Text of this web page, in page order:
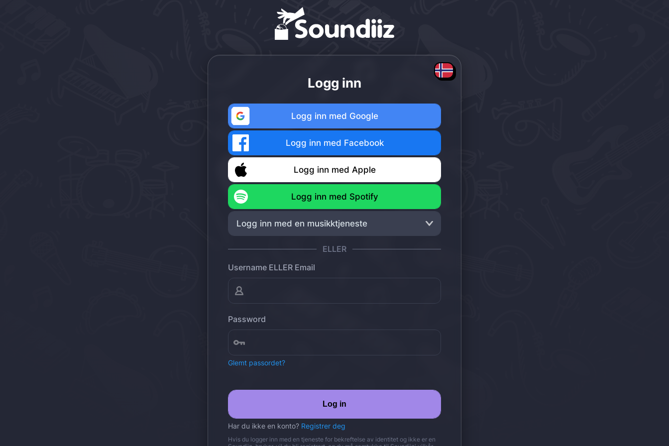
Logg inn
Logg inn med Google
Logg inn med Facebook
Logg inn med Apple
Logg inn med Spotify
Logg inn med en musikktjeneste
ELLER
Username ELLER Email
Password
Glemt passordet?
Log in
Har du ikke en konto? Registrer deg
Hvis du logger inn med en tjeneste for bekreftelse av identitet og ikke er en